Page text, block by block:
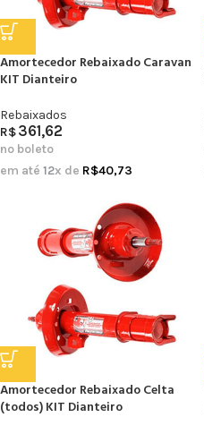
Amortecedor Rebaixado Caravan
KIT Dianteiro
Rebaixados
R$361,62
no boleto
em até 12x de R$40,73
Amortecedor Rebaixado Celta
(todos) KIT Dianteiro